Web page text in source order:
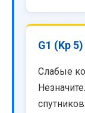
G1 (Kp
Слабые